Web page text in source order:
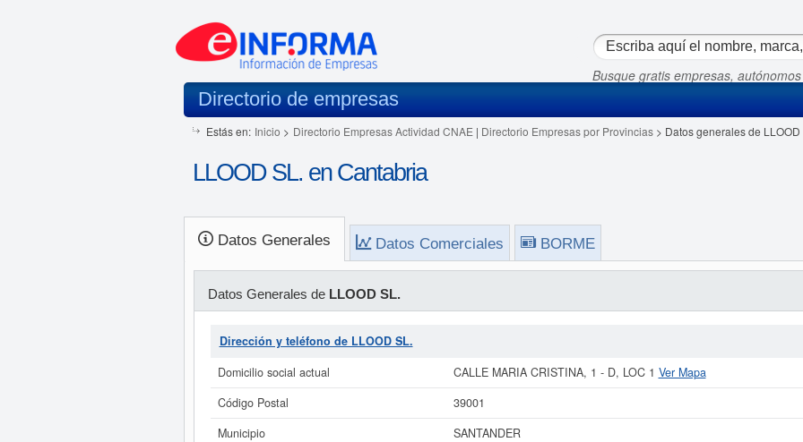
Busque gratis empresas,
Directorio de empresas
Estás en: Inicio > Directorio Empresas Actividad CNAE | Directorio Empresas por Provincias> Datos generales de LLOOD
LLOOD SL. en Cantabria
Datos Generales Datos Comerciales BORME
Datos Generales de LLOOD SL.
Dirección y teléfono de LLOOD SL.
Domicilio social actual
CALLE MARIA CRISTINA, 1 - D, LOC 1 Ver Mapa
Código Postal
39001
Municipio
SANTANDER